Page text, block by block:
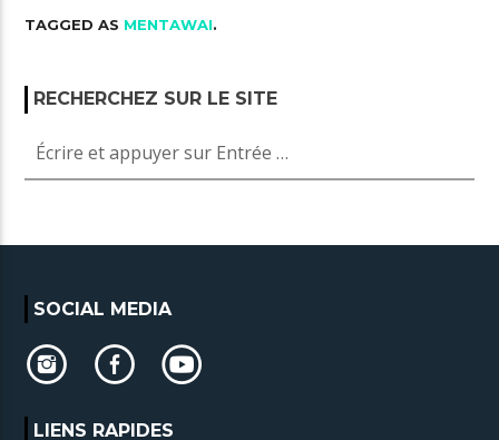
TAGGED AS MENTAWAI.
RECHERCHEZ SUR LE SITE
SOCIAL MEDIA
LIENS RAPIDES